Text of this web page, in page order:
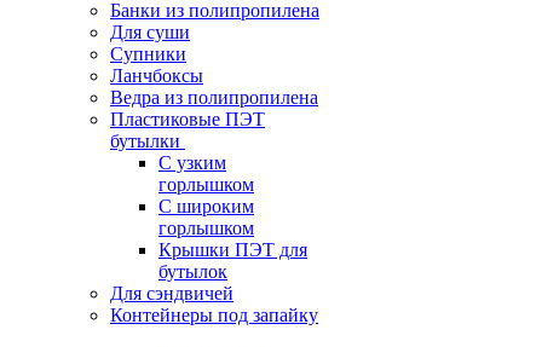
Банки из полипропилена
Для суши
Супники
Ланчбоксы
Ведра из полипропилена
Пластиковые ПЭТ
бутылки
С узким
горлышком
С широким
горлышком
Крышки ПЭТ для
бутылок
Для сэндвичей
Контейнеры под запайку